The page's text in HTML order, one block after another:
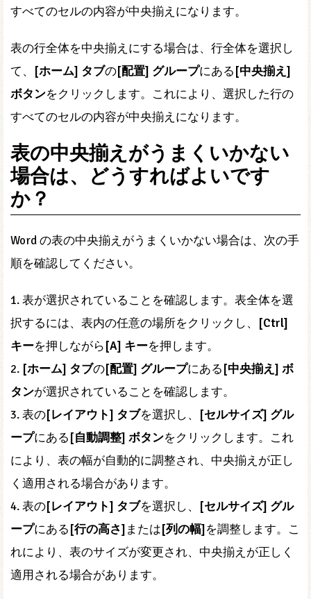
すべてのセルの内容が中央揃えになります。
表の行全体を中央揃えにする場合は、行全体を選択し
て、
[ホーム] タブの[配置] グループにある [中央揃え]
ボタンをクリックします。これにより、選択した行の
すべてのセルの内容が中央揃えになります。
表の中央揃えがうまくいかない
場合は、どうすればよいです
か？
Word の表の中央揃えがうまくいかない場合は、次の手
順を確認してください。
1. 表が選択されていることを確認します。表全体を選
択するには、表内の任意の場所をクリックし、
[Ctrl]
キーを押しながら [A] キーを押します。
2. [ホーム] タブの[配置] グループにある [中央揃え] ボ
タンが選択されていることを確認します。
3. 表の[レイアウト] タブを選択し、
[セルサイズ] グル
ープにある [自動調整] ボタンをクリックします。これ
により、表の幅が自動的に調整され、中央揃えが正し
く適用される場合があります。
4. 表の[レイアウト] タブを選択し、
[セルサイズ] グル
ープにある [行の高さ]または [列の幅]を調整します。こ
れにより、表のサイズが変更され、中央揃えが正しく
適用される場合があります。